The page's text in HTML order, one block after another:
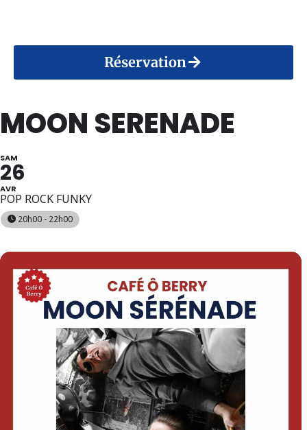
Réservation
MOON SERENADE
SAM
26
AVR
POP ROCK FUNKY
20h00 - 22h00